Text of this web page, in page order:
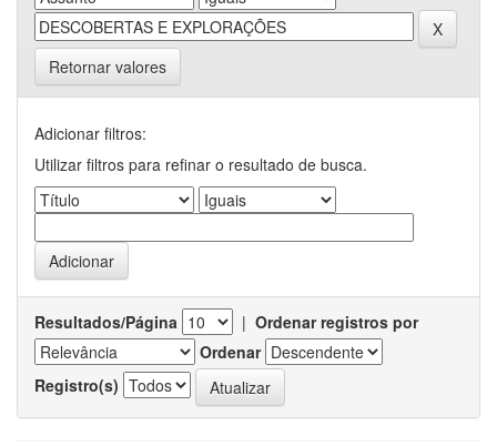
Retornar valores
Adicionar filtros:
Utilizar filtros para refinar o resultado de busca.
Resultados/Página | Ordenar registros por
Ordenar
Registro(s)